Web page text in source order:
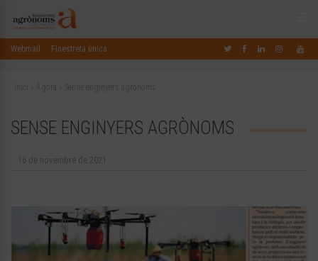
Webmail Finestreta única
Inici Àgora Sense enginyers agrònoms
SENSE ENGINYERS AGRÒNOMS
16 de novembre de 2021